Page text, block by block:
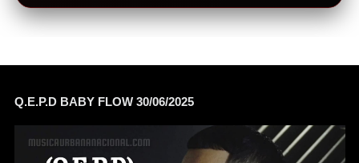
Q.E.P.D BABY FLOW 30/06/2025